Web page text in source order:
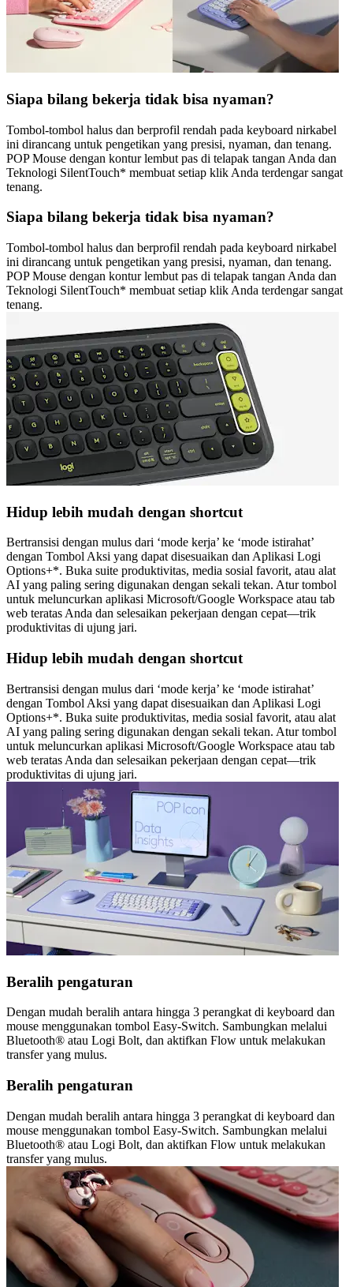
Siapa bilang bekerja tidak bisa nyaman?
Tombol-tombol halus dan berprofil rendah pada keyboard nirkabel
ini dirancang untuk pengetikan yang presisi, nyaman, dan tenang.
POP Mouse dengan kontur lembut pas di telapak tangan Anda dan
Teknologi SilentTouch* membuat setiap klik Anda terdengar sangat
tenang.
Siapa bilang bekerja tidak bisa nyaman?
Tombol-tombol halus dan berprofil rendah pada keyboard nirkabel
ini dirancang untuk pengetikan yang presisi, nyaman, dan tenang.
POP Mouse dengan kontur lembut pas di telapak tangan Anda dan
Teknologi SilentTouch* membuat setiap klik Anda terdengar sangat
tenang.
Hidup lebih mudah dengan shortcut
Bertransisi dengan mulus dari ‘mode kerja’ ke ‘mode istirahat’
dengan Tombol Aksi yang dapat disesuaikan dan Aplikasi Logi
Options+*. Buka suite produktivitas, media sosial favorit, atau alat
AI yang paling sering digunakan dengan sekali tekan. Atur tombol
untuk meluncurkan aplikasi Microsoft/Google Workspace atau tab
web teratas Anda dan selesaikan pekerjaan dengan cepat—trik
produktivitas di ujung jari.
Hidup lebih mudah dengan shortcut
Bertransisi dengan mulus dari ‘mode kerja’ ke ‘mode istirahat’
dengan Tombol Aksi yang dapat disesuaikan dan Aplikasi Logi
Options+*. Buka suite produktivitas, media sosial favorit, atau alat
AI yang paling sering digunakan dengan sekali tekan. Atur tombol
untuk meluncurkan aplikasi Microsoft/Google Workspace atau tab
web teratas Anda dan selesaikan pekerjaan dengan cepat—trik
produktivitas di ujung jari.
Beralih pengaturan
Dengan mudah beralih antara hingga 3 perangkat di keyboard dan
mouse menggunakan tombol Easy-Switch. Sambungkan melalui
Bluetooth® atau Logi Bolt, dan aktifkan Flow untuk melakukan
transfer yang mulus.
Beralih pengaturan
Dengan mudah beralih antara hingga 3 perangkat di keyboard dan
mouse menggunakan tombol Easy-Switch. Sambungkan melalui
Bluetooth® atau Logi Bolt, dan aktifkan Flow untuk melakukan
transfer yang mulus.